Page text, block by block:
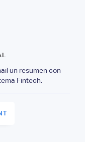
un resumen con
Fintech.